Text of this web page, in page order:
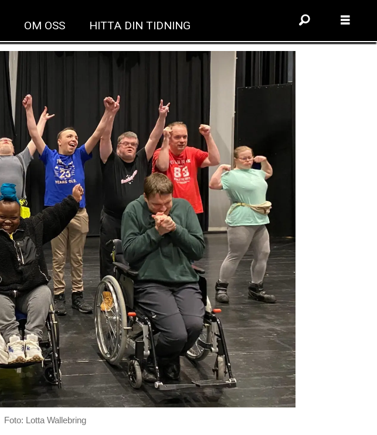
OM OSS HITTA DIN TIDNING
Foto: Lotta Wallebring